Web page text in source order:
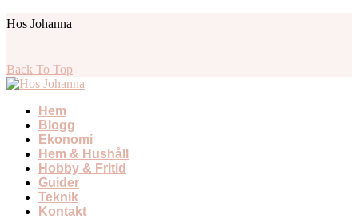
Hos Johanna
Back To Top
Hem
Blogg
Ekonomi
Hem & Hushåll
Hobby & Fritid
Guider
Teknik
Kontakt